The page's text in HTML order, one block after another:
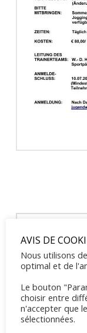
Recherche
Articles
Tennis
mai 31, 2026
AVIS DE
Nous utilisons
optimal et de
Le bouton
choisir entre
n'accepter que
sélectionnées.